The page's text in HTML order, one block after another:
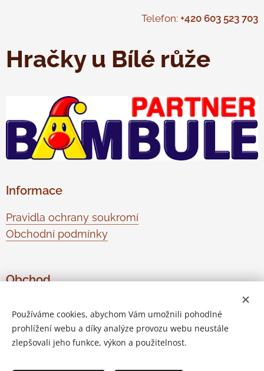
Telefon: +420 603 523 703
Hračky u Bílé růže
Informace
Pravidla ochrany soukromí
Obchodní podmínky
Obchod
Kontaktujte nás
Odstoupení od smlouvy
Používáme cookies, abychom Vám umožnili pohodlné
prohlížení webu a díky analýze provozu webu neustále
zlepšovali jeho funkce, výkon a použitelnost.